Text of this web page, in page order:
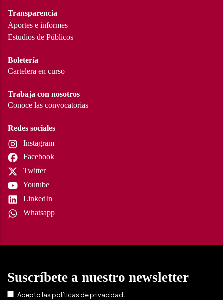
Transparencia
Aportes e informes
Estudios de Públicos
Boletería
Cartelera en curso
Trabaja con nosotros
Conoce las convocatorias
Redes sociales
Instagram
Facebook
Twitter
Youtube
LinkedIn
Whatsapp
Suscríbete a nuestro newsletter
Acepto laspolíticas de privacidad.